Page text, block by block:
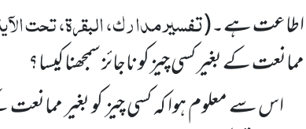
اطاعت ہے۔(تفسیر مدارک، البقرۃ، تحت
ممانعت کے بغیر کسی چیز کو ناجائز سمجھنا کیسا؟
اس سے معلوم ہوا کہ کسی چیز کو بغیر